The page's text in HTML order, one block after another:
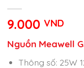
9.000 VND
Nguồn Meawell
Thông số: 25W